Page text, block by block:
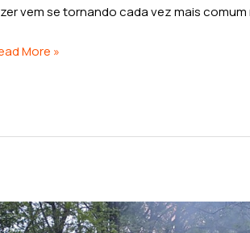
vem se tornando cada vez mais comum
More »